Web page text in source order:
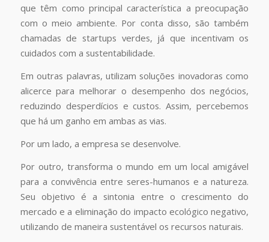
que têm como principal característica a preocupação
com o meio ambiente. Por conta disso, são também
chamadas de startups verdes, já que incentivam os
cuidados com a sustentabilidade.
Em outras palavras, utilizam soluções inovadoras como
alicerce para melhorar o desempenho dos negócios,
reduzindo desperdícios e custos. Assim, percebemos
que há um ganho em ambas as vias.
Por um lado, a empresa se desenvolve.
Por outro, transforma o mundo em um local amigável
para a convivência entre seres-humanos e a natureza.
Seu objetivo é a sintonia entre o crescimento do
mercado e a eliminação do impacto ecológico negativo,
utilizando de maneira sustentável os recursos naturais.